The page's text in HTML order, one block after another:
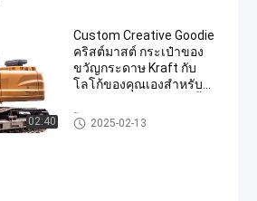
02:40
Custom Creative Goodie
คริสต์มาสต์ กระเป๋าของ
ขวัญกระดาษ Kraft กับ
โลโก้ของคุณเองสําหรับ
โลหะ Stud Partition
2025-02-13